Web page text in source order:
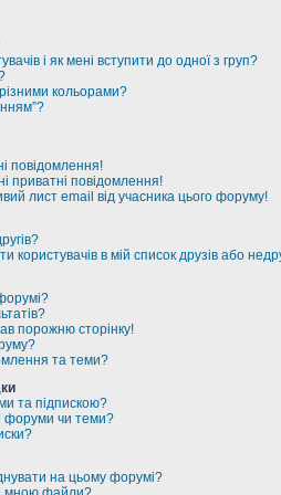
і як мені вступити до одної з груп?
кольорами?
повідомлення!
приватні повідомлення!
лист email від учасника цього форуму!
в мій список друзів або
порожню сторінку!
та теми?
та підпискою?
форуми чи теми?
на цьому форумі?